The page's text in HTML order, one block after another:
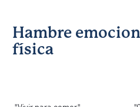
Hambre
física